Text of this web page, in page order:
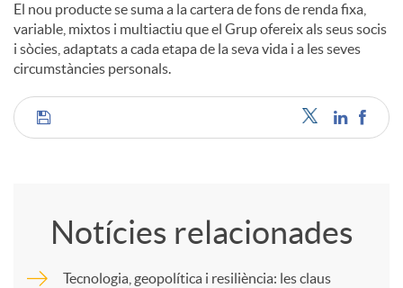
El nou producte se suma a la cartera de fons de renda fixa,
variable, mixtos i multiactiu que el Grup ofereix als seus socis
i sòcies, adaptats a cada etapa de la seva vida i a les seves
circumstàncies personals.
C
m
Notícies relacionades
Tecnologia, geopolítica i resiliència: les claus